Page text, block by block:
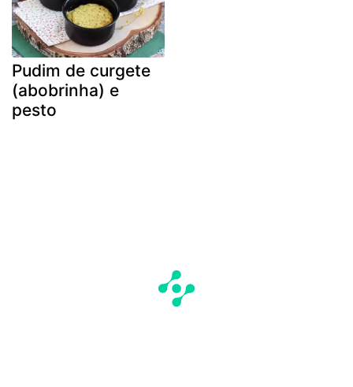
Pudim de curgete
(abobrinha) e
pesto